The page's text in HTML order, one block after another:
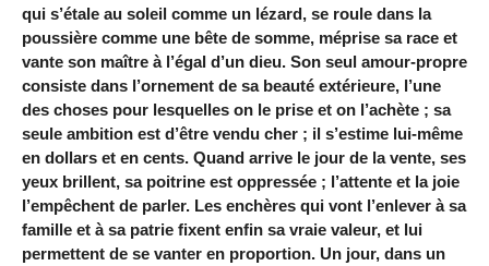
qui s’étale au soleil comme un lézard, se roule dans la
poussière comme une bête de somme, méprise sa race et
vante son maître à l’égal d’un dieu. Son seul amour-propre
consiste dans l’ornement de sa beauté extérieure, l’une
des choses pour lesquelles on le prise et on l’achète ; sa
seule ambition est d’être vendu cher ; il s’estime lui-même
en dollars et en cents. Quand arrive le jour de la vente, ses
yeux brillent, sa poitrine est oppressée ; l’attente et la joie
l’empêchent de parler. Les enchères qui vont l’enlever à sa
famille et à sa patrie fixent enfin sa vraie valeur, et lui
permettent de se vanter en proportion. Un jour, dans un